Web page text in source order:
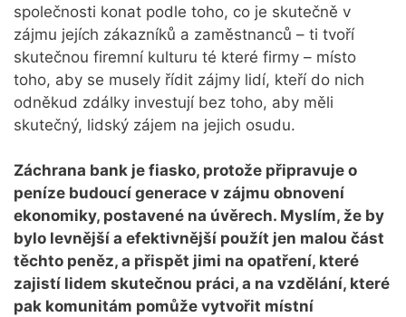
společnosti konat podle toho, co je skutečně v
zájmu jejích zákazníků a zaměstnanců – ti tvoří
skutečnou firemní kulturu té které firmy – místo
toho, aby se musely řídit zájmy lidí, kteří do nich
odněkud zdálky investují bez toho, aby měli
skutečný, lidský zájem na jejich osudu.
Záchrana bank je fiasko, protože připravuje o
peníze budoucí generace v zájmu obnovení
ekonomiky, postavené na úvěrech. Myslím, že by
bylo levnější a efektivnější použít jen malou část
těchto peněz, a přispět jimi na opatření, které
zajistí lidem skutečnou práci, a na vzdělání, které
pak komunitám pomůže vytvořit místní